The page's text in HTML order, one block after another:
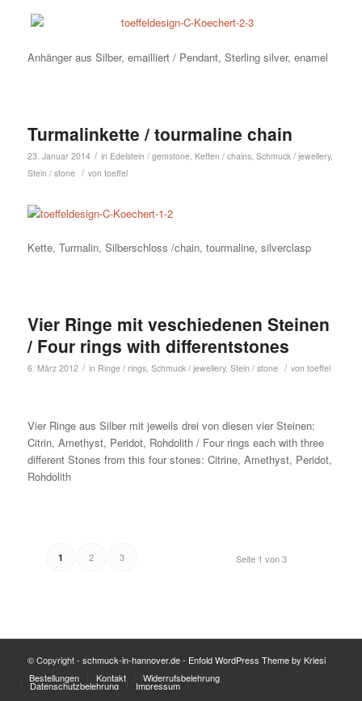
Anhänger aus Silber, emailliert / Pendant, Sterling silver, enamel
Turmalinkette / tourmaline chain
23. Januar 2014 / in Edelstein / gemstone, Ketten / chains, Schmuck / jewellery,
Stein / stone / von toeffel
Kette, Turmalin, Silberschloss /chain, tourmaline, silverclasp
Vier Ringe mit veschiedenen Steinen
/ Four rings with differentstones
6. März 2012 / in Ringe / rings, Schmuck / jewellery, Stein / stone / von toeffel
Vier Ringe aus Silber mit jeweils drei von diesen vier Steinen:
Citrin, Amethyst, Peridot, Rohdolith / Four rings each with three
different Stones from this four stones: Citrine, Amethyst, Peridot,
Rohdolith
Seite 1 von 3
1 2 3
© Copyright - schmuck-in-hannover.de- Enfold WordPress Theme by Kriesi
Bestellungen
Kontakt Widerrufsbelehrung
Datenschutzbelehrung Impressum